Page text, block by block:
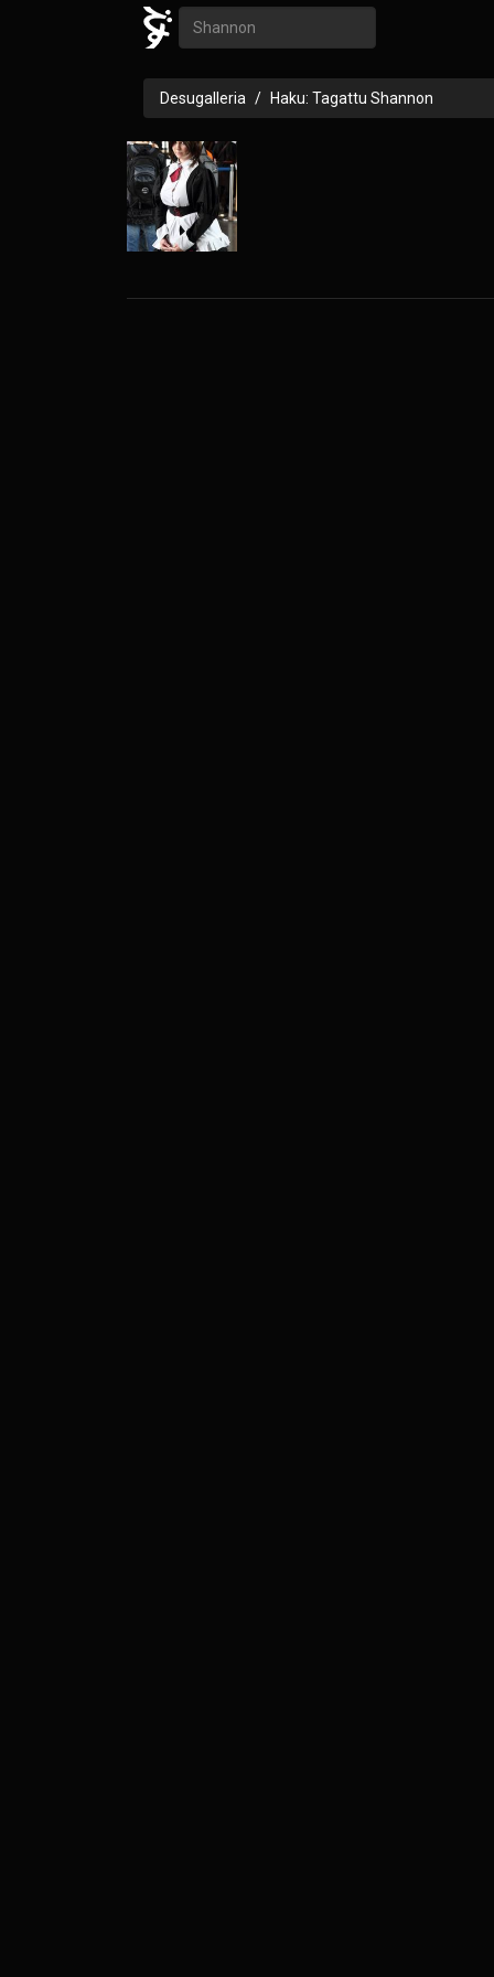
Desugalleria Haku: Tagattu Shannon